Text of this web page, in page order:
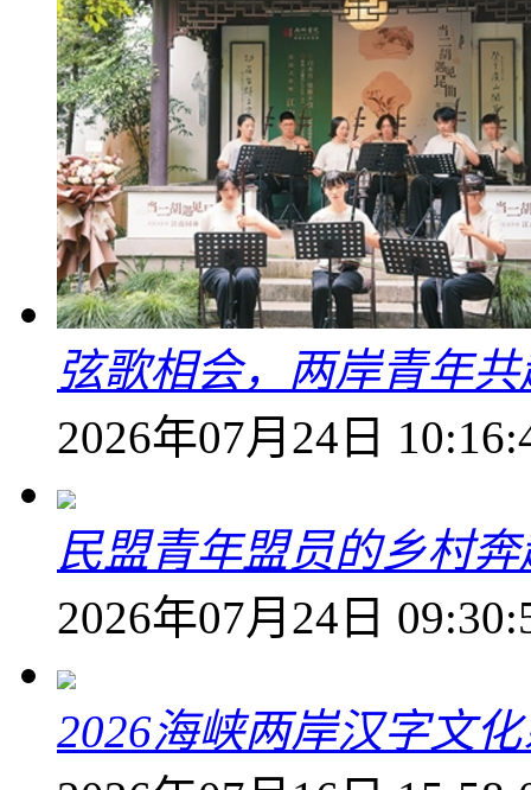
弦歌相会，两岸青年
2026年07月24日
民盟青年盟员的乡村
2026年07月24日
2026海峡两岸汉字文